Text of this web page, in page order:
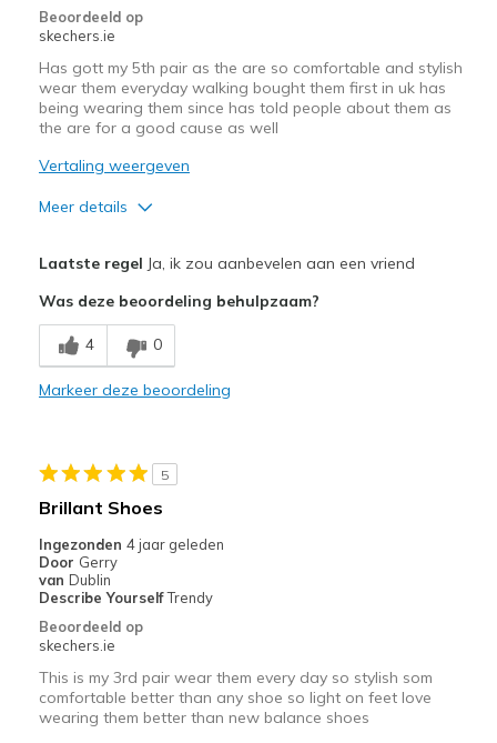
Travel
Width
Feels true to width
Sizing
Feels true to size
Beoordeeld op
skechers.ie
Has gott my 5th pair as the are so comfortable and stylish
wear them everyday walking bought them first in uk has
being wearing them since has told people about them as
the are for a good cause as well
Vertaling weergeven
Meer details
Breathe Well
Comfortable
Going Out
Travel
Width
Feels true to width
Laatste regel Ja, ik zou aanbevelen aan een vriend
Was deze beoordeling behulpzaam?
4 0
Markeer deze beoordeling
5
Brillant Shoes
Ingezonden 4 jaar geleden
Door Gerry
van Dublin
Describe YourselfTrendy
Beoordeeld op
skechers.ie
This is my 3rd pair wear them every day so stylish som
comfortable better than any shoe so light on feet love
wearing them better than new balance shoes